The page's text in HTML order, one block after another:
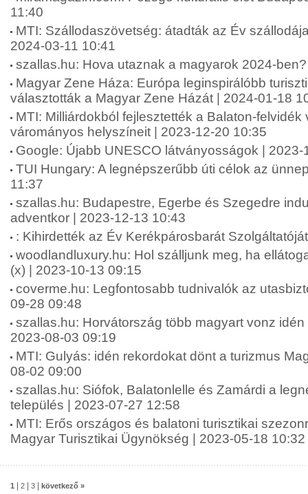
11:40
MTI: Szállodaszövetség: átadták az Év
2024-03-11 10:41
szallas.hu: Hova utaznak a magyarok 2024-
Magyar Zene Háza: Európa leginspirálóbb
választották a Magyar Zene Házát | 2024-01-18
MTI: Milliárdokból fejlesztették a Balaton-felvidék
várományos helyszíneit | 2023-12-20 10:35
Google: Újabb UNESCO látványosságok | 2023-
TUI Hungary: A legnépszerűbb úti célok az
11:37
szallas.hu: Budapestre, Egerbe és Szegedre
adventkor | 2023-12-13 10:43
: Kihirdették az Év Kerékpárosbarát
woodlandluxury.hu: Hol szálljunk meg, ha
(x) | 2023-10-13 09:15
coverme.hu: Legfontosabb tudnivalók az
09-28 09:48
szallas.hu: Horvátország több magyart vonz
2023-08-03 09:19
MTI: Gulyás: idén rekordokat dönt a turizmus
08-02 09:00
szallas.hu: Siófok, Balatonlelle és Zamárdi a
település | 2023-07-27 12:58
MTI: Erős országos és balatoni turisztikai
Magyar Turisztikai Ügynökség | 2023-05-18 10:32
1 2 3 következő »